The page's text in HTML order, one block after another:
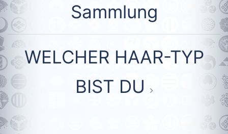
Sammlung
WELCHER HAAR-TYP
BIST DU